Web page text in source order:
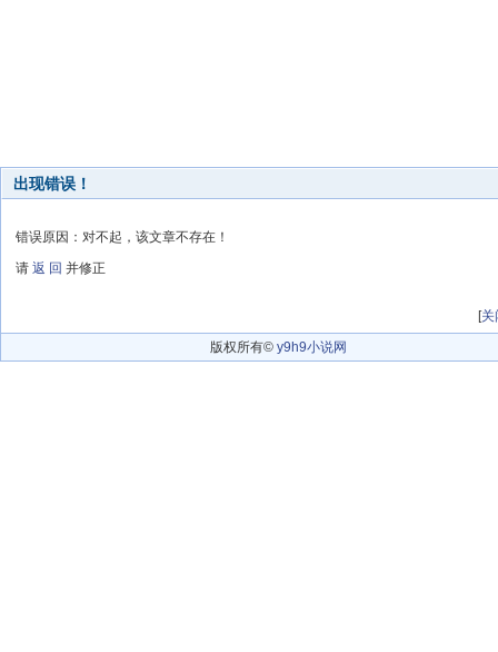
出现错误！
错误原因：对不起，该文章不存在！
请 返 回 并修正
[关
版权所有© y9h9小说网